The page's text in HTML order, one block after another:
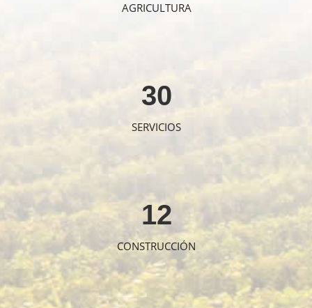
AGRICULTURA
30
SERVICIOS
12
CONSTRUCCIÓN